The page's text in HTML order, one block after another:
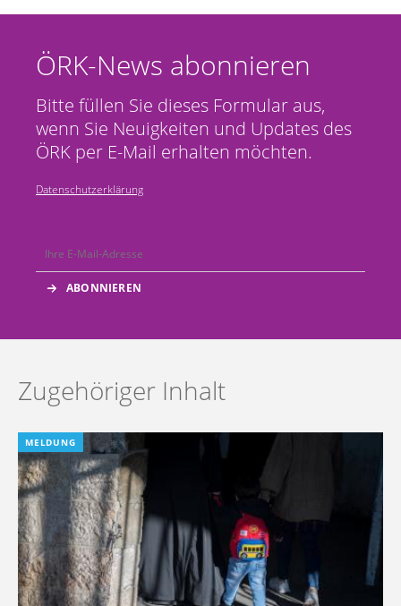
ÖRK-News abonnieren
Bitte füllen Sie dieses Formular aus,
wenn Sie Neuigkeiten und Updates des
ÖRK per E-Mail erhalten möchten.
Datenschutzerklärung
Zugehöriger Inhalt
MELDUNG